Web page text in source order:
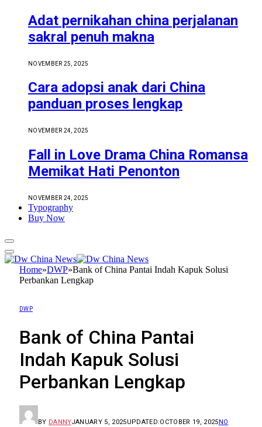
Adat pernikahan china perjalanan
sakral penuh makna
NOVEMBER 25, 2025
Cara adopsi anak dari China
panduan proses lengkap
NOVEMBER 24, 2025
Fall in Love Drama China Romansa
Memikat Hati Penonton
NOVEMBER 24, 2025
Typography
Buy Now
Home»DWP»Bank of China Pantai Indah Kapuk Solusi
Perbankan Lengkap
DWP
Bank of China Pantai
Indah Kapuk Solusi
Perbankan Lengkap
BY DANNYJANUARY 5, 2025UPDATED:OCTOBER 19, 2025NO